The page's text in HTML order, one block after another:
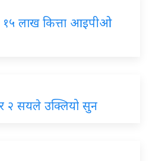
१५ लाख कित्ता आइपीओ
२ सयले उक्लियो सुन